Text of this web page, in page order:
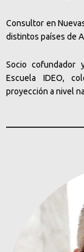
Consultor en
distintos países de
Socio cofundador
Escuela IDEO,
proyección a nivel